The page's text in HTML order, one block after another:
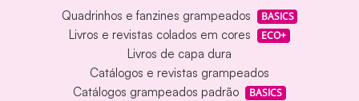
Quadrinhos e fanzines grampeados
BASICS
Livros e revistas colados em cores ECO+
Livros de capa dura
Catálogos e revistas grampeados
Catálogos grampeados padrão
BASICS